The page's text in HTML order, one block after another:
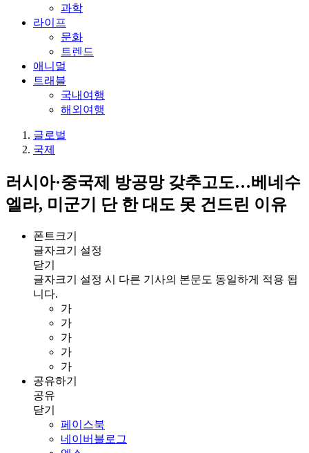
과학
라이프
문화
트렌드
애니멀
트래블
국내여행
해외여행
글로벌
국제
러시아·중국제 방공망 갖추고도…베네수
엘라, 미군기 단 한 대도 못 건드린 이유
폰트크기
글자크기 설정
닫기
글자크기 설정 시 다른 기사의 본문도 동일하게 적용 됩
니다.
가
가
가
가
가
공유하기
공유
닫기
페이스북
네이버블로그